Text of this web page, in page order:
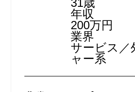
ったです。そして、マップ
りなど検索機能も豊富でし
常に使い勝手が良かったです
31歳
年収
200万円
業界
サービス／
ャー系